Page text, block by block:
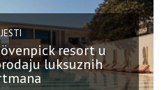
resort u
luksuznih